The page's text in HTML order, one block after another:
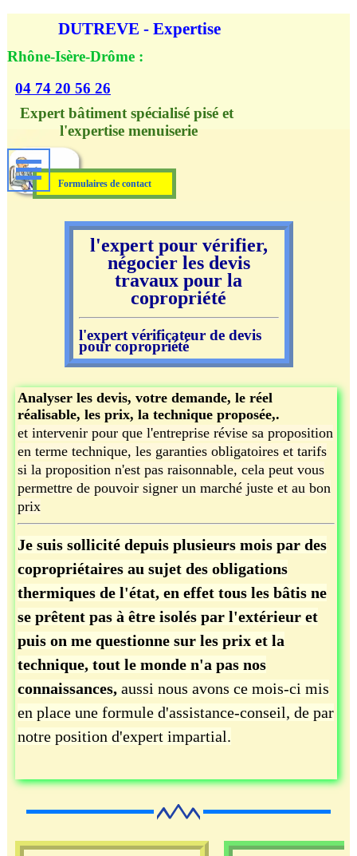
DUTREVE - Expertise
Rhône-Isère-Drôme :
04 74 20 56 26
Formulaires de contact
Expert bâtiment spécialisé pisé et
l'expertise menuiserie
l'expert pour vérifier,
négocier les devis
travaux pour la
copropriété
l'expert vérificateur de devis
pour copropriété
Analyser les devis, votre demande, le réel
réalisable, les prix, la technique proposée,.
et intervenir pour que l'entreprise révise sa proposition
en terme technique, les garanties obligatoires et tarifs
si la proposition n'est pas raisonnable, cela peut vous
permettre de pouvoir signer un marché juste et au bon
prix
Je suis sollicité depuis plusieurs mois par des
copropriétaires au sujet des obligations
thermiques de l'état, en effet tous les bâtis ne
se prêtent pas à être isolés par l'extérieur et
puis on me questionne sur les prix et la
technique, tout le monde n'a pas nos
connaissances,aussi nous avons ce mois-ci mis
en place une formule d'assistance-conseil, de par
notre position d'expert impartial.